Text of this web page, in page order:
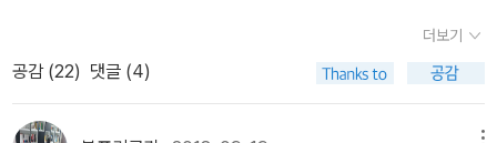
아공영권(大東亞共榮圈) 구상과 본질적으로 다를 게 없는, 1950
년대 후반에 주장했다가 미국의 반대와 아시아 국가들의 반일 정서
때문에 흐지부지되었던 동아시아 공동체 구상을 다시금 공공연히 떠
들어대고 있다. 이 두 강대국 사이에 끼인 한국인들이 우리 과거사를
번 이기고 여덟 번을 졌습니다. 그러나 그리스는 헤로도토스라고 하
는 역사가를 가지고 있어 단 세 번의 이긴 전쟁을 기념하여 제1차, 제
2차, 제3차 페르시아 전쟁으로 명명함으로써 페르시아와 벌인 모든
전쟁에서 승리한 것처럼 만들었습니다. 일반적으로 페르시아 전쟁,이
다 뛰어나 백전백승의 명장이라고 하였다.그러나 대개는 그 패전은
가려 숨기고 조그만 승리를 과장한 거짓 기록들이다.p.328김유신은
지혜와 용기 있는 명장이 아니라, 음험하고 사나운 정치가요, 그 평생
더보기
공감 (22) 댓글 (4)